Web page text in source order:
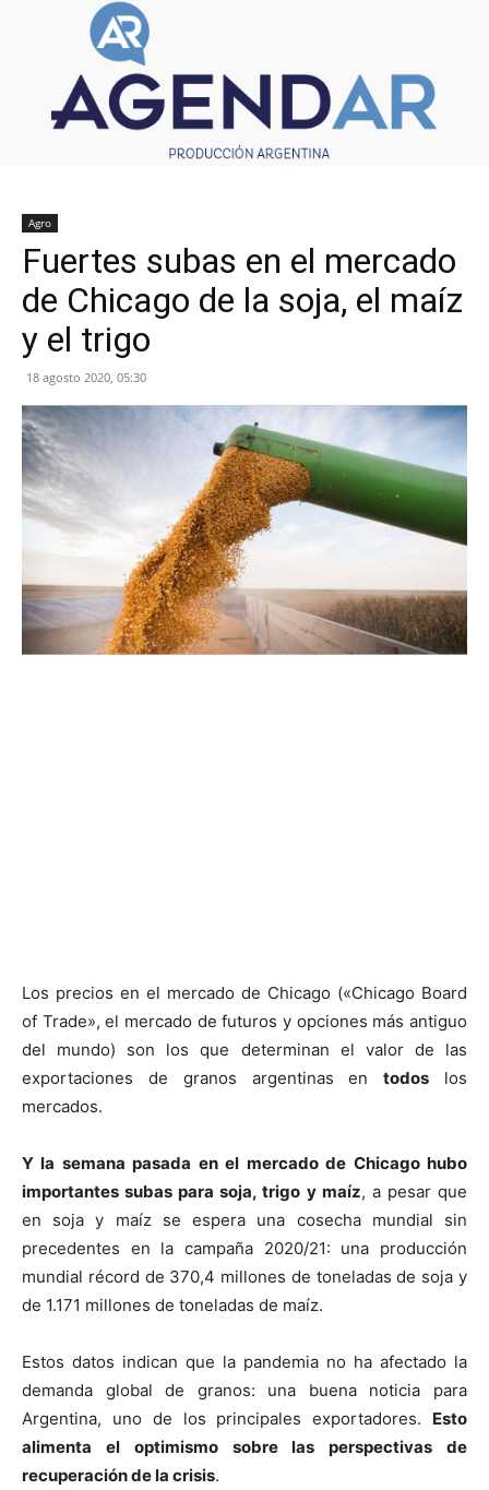
Agro
Fuertes subas en el mercado
de Chicago de la soja, el maíz
y el trigo
18 agosto 2020, 05:30
Los precios en el mercado de Chicago («Chicago Board
of Trade», el mercado de futuros y opciones más antiguo
del mundo) son los que determinan el valor de las
exportaciones de granos argentinas entodos los
mercados.
Y la semana pasada en el mercado de Chicago hubo
importantes subas para soja, trigo y maíz, a pesar que
en soja y maíz se espera una cosecha mundial sin
precedentes en la campaña 2020/21: una producción
mundial récord de 370,4 millones de toneladas de soja y
de 1.171 millones de toneladas de maíz.
Estos datos indican que la pandemia no ha afectado la
demanda global de granos: una buena noticia para
Argentina, uno de los principales exportadores. Esto
alimenta el optimismo sobre las perspectivas de
recuperación de la crisis.